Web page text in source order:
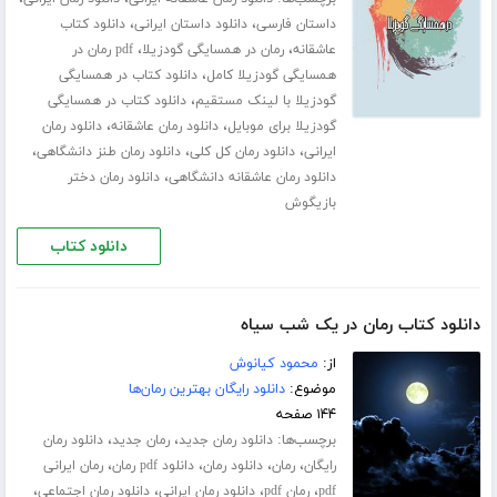
داستان فارسی،دانلود داستان ایرانی،دانلود کتاب
عاشقانه،رمان در همسایگی گودزیلا،
pdf رمان در
همسایگی گودزیلا کامل،دانلود کتاب در همسایگی
گودزیلا با لینک مستقیم،دانلود کتاب در همسایگی
گودزیلا برای موبایل،دانلود رمان عاشقانه،دانلود رمان
ایرانی،دانلود رمان کل کلی،دانلود رمان طنز دانشگاهی،
دانلود رمان عاشقانه دانشگاهی،دانلود رمان دختر
بازیگوش
دانلود کتاب
دانلود کتاب رمان در یک شب سیاه
از: محمود کیانوش
موضوع:دانلود رایگان بهترین رمان‌ها
۱۴۴ صفحه
برچسب‌ها:دانلود رمان جدید،رمان جدید،دانلود رمان
رایگان،رمان،دانلود رمان،دانلود pdf رمان ،رمان ایرانی
pdf،رمان pdf ،دانلود رمان ایرانی،دانلود رمان اجتماعی،